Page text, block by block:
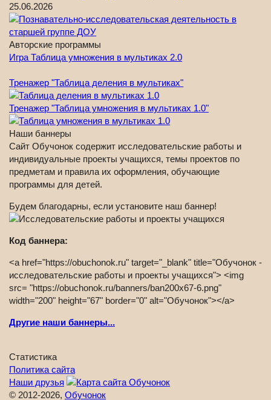
25.06.2026
Авторские программы
Игра Таблица умножения в мультиках 2.0
Тренажер "Таблица деления в мультиках"
Тренажер "Таблица умножения в мультиках 1.0"
Наши баннеры
Сайт Обучонок содержит исследовательские работы и
индивидуальные проекты учащихся, темы проектов по
предметам и правила их оформления, обучающие
программы для детей.
Будем благодарны, если установите наш баннер!
Код баннера:
<a href="https://obuchonok.ru" target="_blank" title="Обучонок -
исследовательские работы и проекты учащихся"> <img
src= "https://obuchonok.ru/banners/ban200x67-6.png"
width="200" height="67" border="0" alt="Обучонок"></a>
Другие наши баннеры...
Статистика
Политика сайта
Наши друзья
© 2012-2026, Обучонок